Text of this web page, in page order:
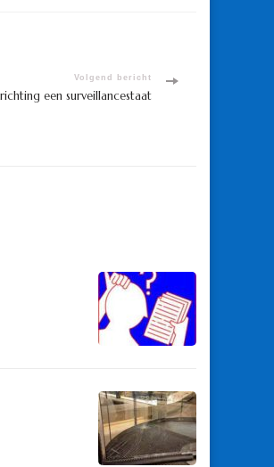
Volgend bericht
een surveillancestaat